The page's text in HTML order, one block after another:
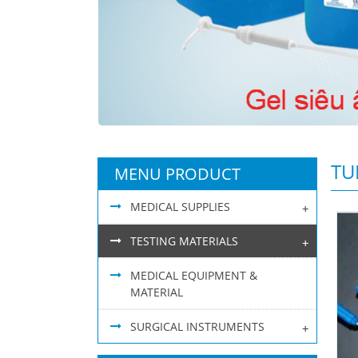
MENU PRODUCT
+
MEDICAL SUPPLIES
+
TESTING MATERIALS
MEDICAL EQUIPMENT &
MATERIAL
+
SURGICAL INSTRUMENTS